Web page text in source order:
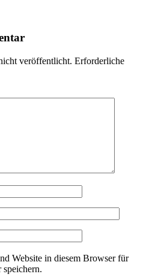
veröffentlicht. Erforderliche
Website in diesem Browser für
speichern.